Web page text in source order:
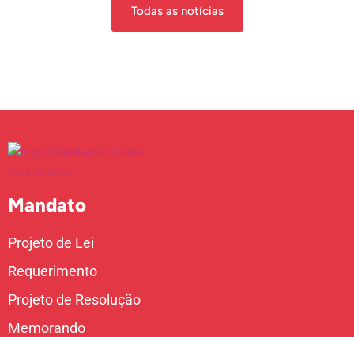
Todas as notícias
Mandato
Projeto de Lei
Requerimento
Projeto de Resolução
Memorando